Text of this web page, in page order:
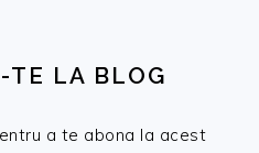
TE LA BLOG
a te abona la acest